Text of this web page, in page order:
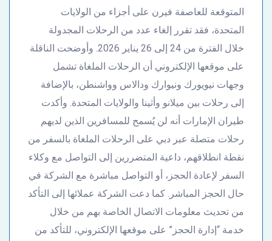
المتوقعة للعاصفة فيرن على أجزاء من الولايات
المتحدة، فقد تقرر إلغاء عدد من الرحلات المجدولة
خلال الفترة من 24 إلى 26 يناير 2026. وأوضحت الناقلة
على موقعها الإلكتروني أن الرحلات الملغاة تشمل
وجهات نيويورك ونيوارك ودالاس وواشنطن، بالإضافة
إلى رحلات بين ميلانو وأثينا والولايات المتحدة. وأكدت
طيران الإمارات أنه لن يُسمح للمسافرين الذين لديهم
رحلات متصلة عبر دبي على الرحلات الملغاة بالسفر من
نقطة انطلاقهم، داعية المتضررين إلى التواصل مع وكلاء
السفر لإعادة الحجز، أو التواصل مباشرة مع الشركة في
حال الحجز المباشر. كما دعت الشركة عملائها إلى التأكد
من تحديث معلومات الاتصال الخاصة بهم من خلال
خدمة “إدارة الحجز” على موقعها الإلكتروني، للتأكد من